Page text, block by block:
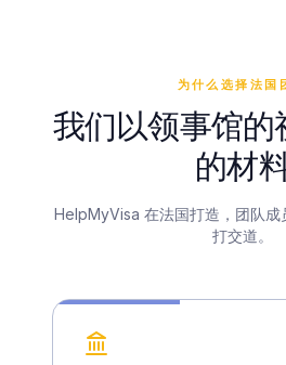
为什么选择法国
我们以领事馆的
的材
HelpMyVisa 在法国打造，团队成
打交道。